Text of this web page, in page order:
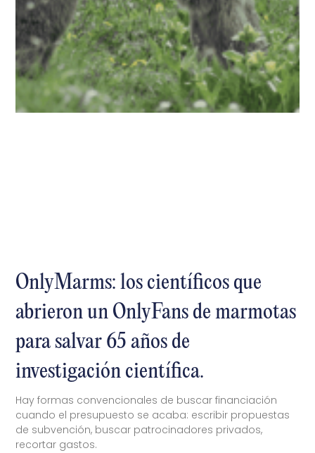
OnlyMarms: los científicos que
abrieron un OnlyFans de marmotas
para salvar 65 años de
investigación científica.
Hay formas convencionales de buscar financiación
cuando el presupuesto se acaba: escribir propuestas
de subvención, buscar patrocinadores privados,
recortar gastos.